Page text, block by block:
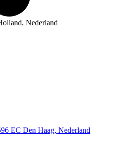
Nederland
EC Den Haag, Nederland